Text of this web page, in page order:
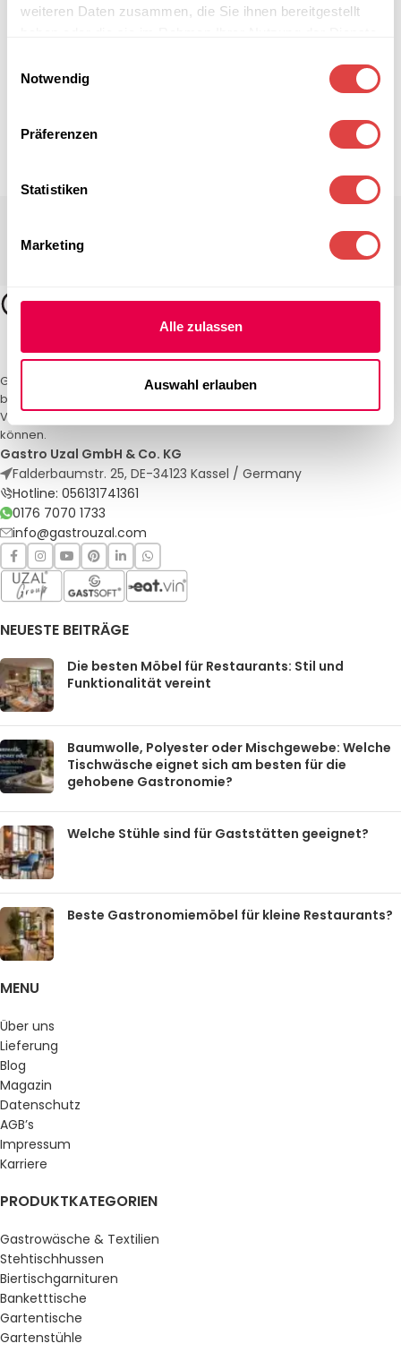
weiteren Daten zusammen, die Sie ihnen bereitgestellt
Notwendig
Präferenzen
Statistiken
Marketing
Alle zulassen
Auswahl erlauben
Gastro Uzal – Ihr Spezialist für Gastronomiemöbel und -textilien. Wir
bieten maßgeschneiderte Lösungen für Restaurants, Hotels und
Veranstaltungen. Qualität und Service, auf die Sie sich verlassen
können.
Gastro Uzal GmbH & Co. KG
Falderbaumstr. 25, DE-34123 Kassel / Germany
Hotline: 056131741361
0176 7070 1733
info@gastrouzal.com
NEUESTE BEITRÄGE
Die besten Möbel für Restaurants: Stil und
Funktionalität vereint
Baumwolle, Polyester oder Mischgewebe: Welche
Tischwäsche eignet sich am besten für die
gehobene Gastronomie?
Welche Stühle sind für Gaststätten geeignet?
Beste Gastronomiemöbel für kleine Restaurants?
MENU
Über uns
Lieferung
Blog
Magazin
Datenschutz
AGB’s
Impressum
Karriere
PRODUKTKATEGORIEN
Gastrowäsche & Textilien
Stehtischhussen
Biertischgarnituren
Banketttische
Gartentische
Gartenstühle